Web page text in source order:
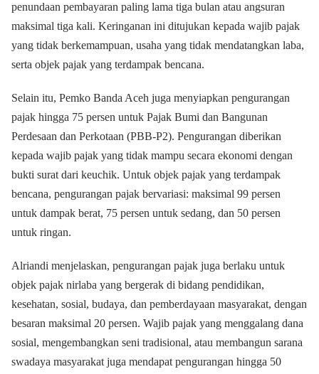
penundaan pembayaran paling lama tiga bulan atau angsuran
maksimal tiga kali. Keringanan ini ditujukan kepada wajib pajak
yang tidak berkemampuan, usaha yang tidak mendatangkan laba,
serta objek pajak yang terdampak bencana.
Selain itu, Pemko Banda Aceh juga menyiapkan pengurangan
pajak hingga 75 persen untuk Pajak Bumi dan Bangunan
Perdesaan dan Perkotaan (PBB-P2). Pengurangan diberikan
kepada wajib pajak yang tidak mampu secara ekonomi dengan
bukti surat dari keuchik. Untuk objek pajak yang terdampak
bencana, pengurangan pajak bervariasi: maksimal 99 persen
untuk dampak berat, 75 persen untuk sedang, dan 50 persen
untuk ringan.
Alriandi menjelaskan, pengurangan pajak juga berlaku untuk
objek pajak nirlaba yang bergerak di bidang pendidikan,
kesehatan, sosial, budaya, dan pemberdayaan masyarakat, dengan
besaran maksimal 20 persen. Wajib pajak yang menggalang dana
sosial, mengembangkan seni tradisional, atau membangun sarana
swadaya masyarakat juga mendapat pengurangan hingga 50